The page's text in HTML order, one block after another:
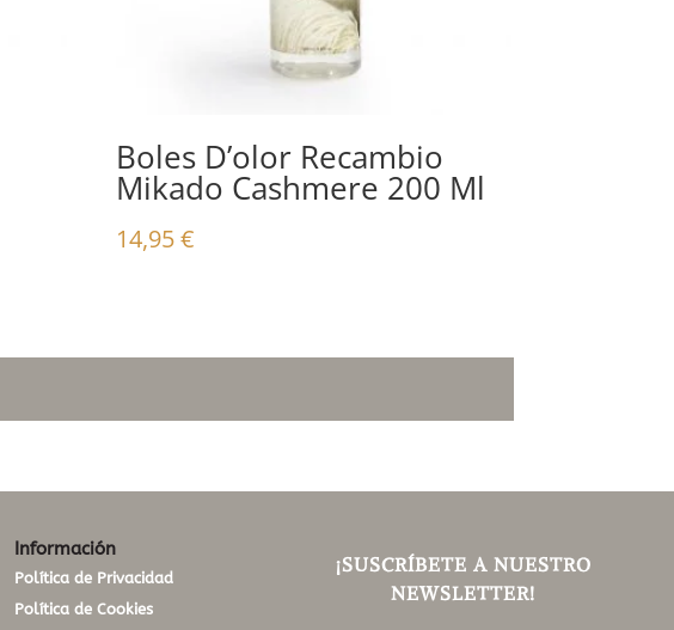
Boles D’olor Recambio
Mikado Cashmere 200 Ml
14,95€
Información
Política de Privacidad
Política de Cookies
¡SUSCRÍBETE A NUESTRO
NEWSLETTER!